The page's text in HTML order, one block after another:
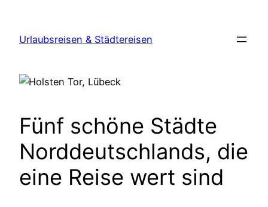
springen
Urlaubsreisen & Städtereisen
Fünf schöne Städte
Norddeutschlands, die
eine Reise wert sind